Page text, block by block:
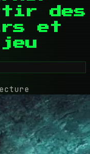
des
et
jeu